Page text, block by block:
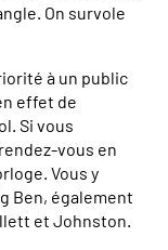
On survole
à un public
effet de
Si vous
vous en
Vous y
Ben, également
et Johnston.